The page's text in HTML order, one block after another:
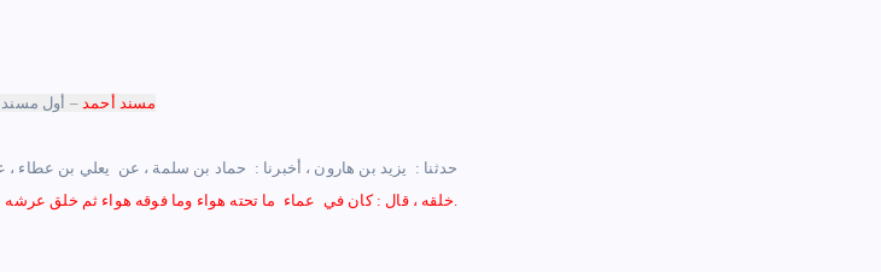
مسند أحمد– أول مسند
– حدثنا : ‏ ‏يزيد بن هارون ‏، أخبرنا : ‏ ‏حماد بن سلمة ‏، عن ‏ ‏يعلي بن
خلقه ، قال : ‏كان في ‏ ‏عماء ‏ ‏ما تحته هواء وما فوقه هواء ثم خلق عرشه على الماء.